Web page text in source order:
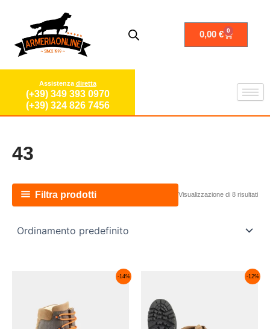
contenuto
0,00€ 0
Carrello
Assistenza diretta
(+39) 349 393 0970
(+39) 324 826 7456
43
Filtra prodotti Visualizzazione di 8 risultati
-14%
299,00 €.
più
varianti.
-12%